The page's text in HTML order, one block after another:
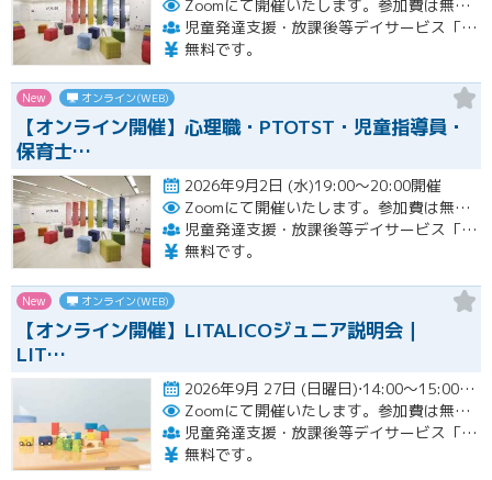
Zoomにて開催いたします。参加費は無料です。
児童発達支援・放課後等デイサービス「LITALICOジュニア」
無料です。
New オンライン(WEB)
【オンライン開催】心理職・PTOTST・児童指導員・
保育士…
2026年9月2日 (水)19:00～20:00開催
Zoomにて開催いたします。参加費は無料です。
児童発達支援・放課後等デイサービス「LITALICOジュニア」
無料です。
New オンライン(WEB)
【オンライン開催】LITALICOジュニア説明会｜
LIT…
2026年9月 27日 (日曜日)⋅14:00～15:00開催
Zoomにて開催いたします。参加費は無料です。
児童発達支援・放課後等デイサービス「LITALICOジュニア」
無料です。